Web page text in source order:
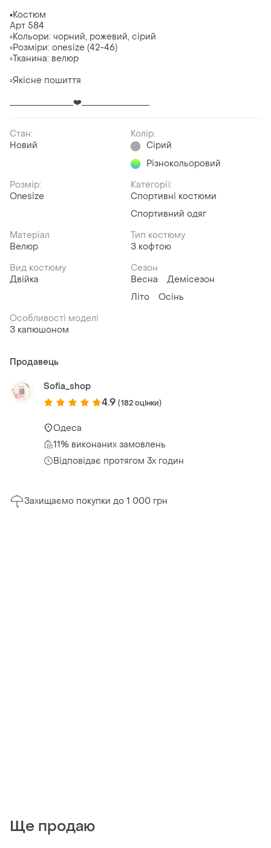
▪️Костюм
Арт 584
▫️Кольори: чорний, рожевий, сірий
▫️Розміри: onesize (42-46)
▫️Тканина: велюр
▫️Якісне пошиття
_______________❤️________________
Стан:
Новий
Колір:
Сірий
Різнокольоровий
Розмір:
Onesize
Категорії:
Спортивні костюми
Спортивний одяг
Матеріал
Велюр
Тип костюму
З кофтою
Вид костюму
Двійка
Сезон
Весна
Демісезон
Літо
Осінь
Особливості моделі
З капюшоном
Продавець
Sofia_shop
4.9 (182 оцінки)
Одеса
11% виконаних замовлень
Відповідає протягом 3х годин
Захищаємо покупки до 1 000 грн
Ще продаю